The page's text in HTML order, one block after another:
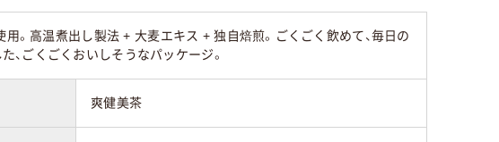
。高温煮出し製法 + 大麦エキス + 独自焙煎。ごくごく飲めて、毎日の
、ごくごくおいしそうなパッケージ。
爽健美茶